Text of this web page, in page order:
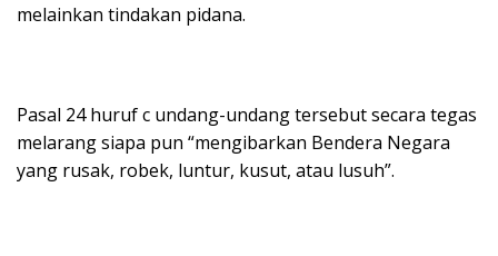
melainkan tindakan pidana.
Pasal 24 huruf c undang-undang tersebut secara tegas
melarang siapa pun “mengibarkan Bendera Negara
yang rusak, robek, luntur, kusut, atau lusuh”.